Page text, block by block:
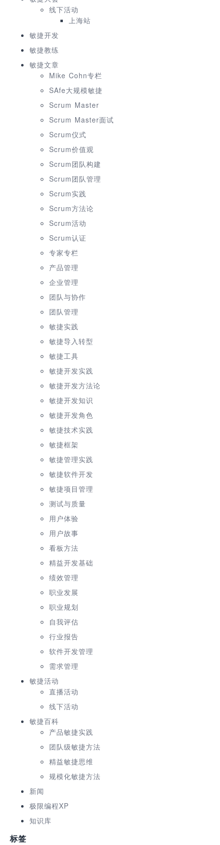
线下活动
上海站
敏捷开发
敏捷教练
敏捷文章
Mike Cohn专栏
SAfe大规模敏捷
Scrum Master
Scrum Master面试
Scrum仪式
Scrum价值观
Scrum团队构建
Scrum团队管理
Scrum实践
Scrum方法论
Scrum活动
Scrum认证
专家专栏
产品管理
企业管理
团队与协作
团队管理
敏捷实践
敏捷导入转型
敏捷工具
敏捷开发实践
敏捷开发方法论
敏捷开发知识
敏捷开发角色
敏捷技术实践
敏捷框架
敏捷管理实践
敏捷软件开发
敏捷项目管理
测试与质量
用户体验
用户故事
看板方法
精益开发基础
绩效管理
职业发展
职业规划
自我评估
行业报告
软件开发管理
需求管理
敏捷活动
直播活动
线下活动
敏捷百科
产品敏捷实践
团队级敏捷方法
精益敏捷思维
规模化敏捷方法
新闻
极限编程XP
知识库
标签